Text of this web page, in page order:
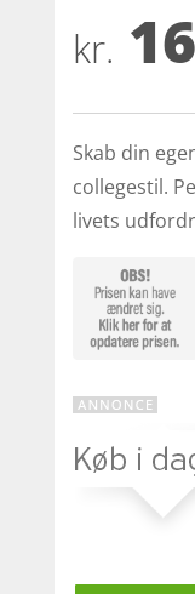
på
kundebedø
kr.
Skab din
collegestil.
livets